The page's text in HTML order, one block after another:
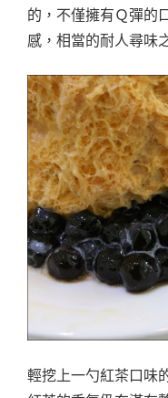
的，不僅擁有Ｑ彈的
感，相當的耐人尋味
輕挖上一勺紅茶口味